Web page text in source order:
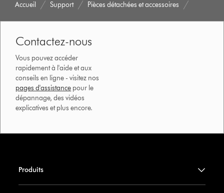
Accueil Support Pièces détachées et accessoires
Contactez-nous
Vous pouvez accéder
rapidement à l'aide et aux
conseils en ligne - visitez nos
pages d'assistance pour le
dépannage, des vidéos
explicatives et plus encore.
Produits